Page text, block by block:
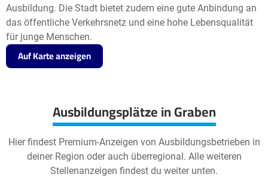
Ausbildung. Die Stadt bietet zudem eine gute Anbindung an
das öffentliche Verkehrsnetz und eine hohe Lebensqualität
für junge Menschen.
Auf Karte anzeigen
Ausbildungsplätze in Graben
Hier findest Premium-Anzeigen von Ausbildungsbetrieben in
deiner Region oder auch überregional. Alle weiteren
Stellenanzeigen findest du weiter unten.